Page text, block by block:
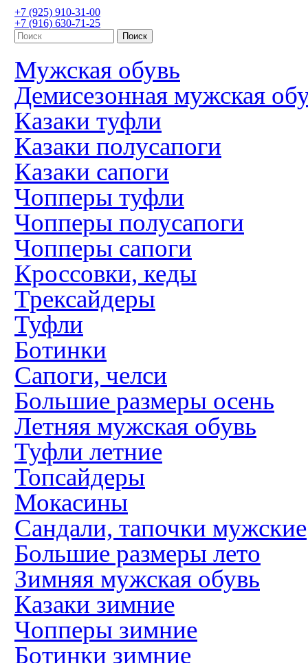
+7 (925) 910-31-00
+7 (916) 630-71-25
Мужская обувь
Демисезонная мужская
Казаки туфли
Казаки полусапоги
Казаки сапоги
Чопперы туфли
Чопперы полусапоги
Чопперы сапоги
Кроссовки, кеды
Трексайдеры
Туфли
Ботинки
Сапоги, челси
Большие размеры осень
Летняя мужская обувь
Туфли летние
Топсайдеры
Мокасины
Сандали, тапочки мужские
Большие размеры лето
Зимняя мужская обувь
Казаки зимние
Чопперы зимние
Ботинки зимние